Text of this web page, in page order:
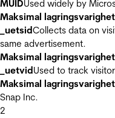
MUIDUsed widely by
Maksimal lagringsvarighet
_uetsidCollects data on
same advertisement.
Maksimal lagringsvarighet
_uetvidUsed to track
Maksimal lagringsvarighet
Snap Inc.
2